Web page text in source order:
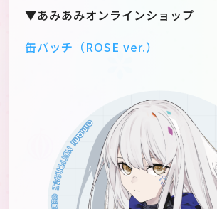
▼あみあみオンラインショップ
缶バッチ（ROSE ver.）